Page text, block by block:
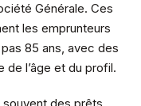
Générale. Ces
les emprunteurs
85 ans, avec des
l’âge et du profil.